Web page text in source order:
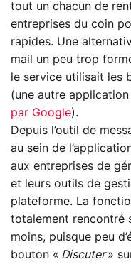
tout un chacun de
entreprises du coin
rapides. Une
mail un peu trop
le service utilisait les
(une autre
par Google).
Depuis l’outil de
au sein de
aux entreprises de
et leurs outils de
plateforme. La
totalement rencontré
moins, puisque peu
bouton « Discuter»